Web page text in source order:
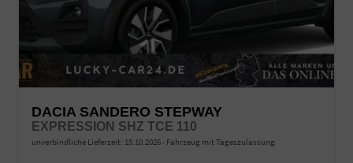
DACIA SANDERO STEPWAY
EXPRESSION SHZ TCE 110
unverbindliche Lieferzeit: 15.10.2026 Fahrzeug mit Tageszulassung